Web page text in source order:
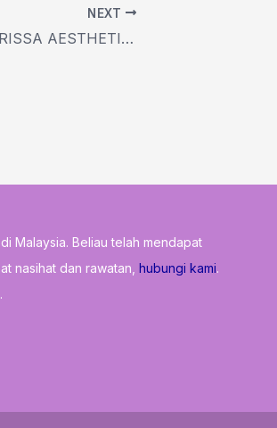
NEXT
BENGKEL MARISSA AESTHETIC (Mengupas Pelbagai Isu Kesihatan Dan Kecantikan)
Malaysia. Beliau telah mendapat
nasihat dan rawatan, hubungi kami.